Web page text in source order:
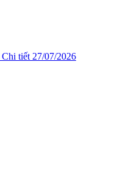
Chi tiết 27/07/2026